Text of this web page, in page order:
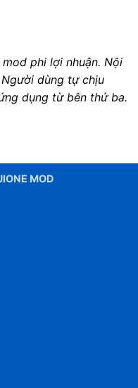
phi lợi nhuận. Nội
dùng tự chịu
dụng từ bên thứ ba.
MOD